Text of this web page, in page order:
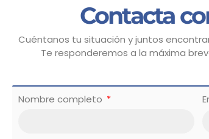
Contacta
Cuéntanos tu situación y juntos
Te responderemos a la máxima
Nombre completo